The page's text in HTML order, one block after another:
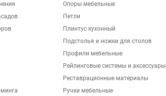
Опоры мебельные
Петли
Плинтус кухонный
Подстолья и ножки для столов
Профили мебельные
Рейлинговые системы и аксессуары
Реставрационные материалы
Ручки мебельные